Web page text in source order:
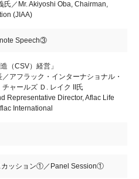
／Mr. Akiyoshi Oba, Chairman,
(JIAA)
Speech③
（CSV）経営」
アフラック・インターナショナル・
ャールズ Ｄ. レイク II氏
Representative Director, Aflac Life
International
カッション①／Panel Session①